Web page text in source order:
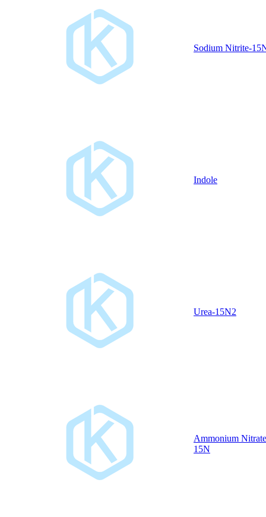
Sodium Nitrite-
Indole
Urea-15N2
Ammonium
15N